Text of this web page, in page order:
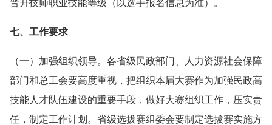
晋升技师职业技能等级（以选手报名信息为准）。
七、工作要求
（一）加强组织领导。各省级民政部门、人力资源社会保障
部门和总工会要高度重视，把组织本届大赛作为加强民政高
技能人才队伍建设的重要手段，做好大赛组织工作，压实责
任，制定工作计划。省级选拔赛组委会要制定选拔赛实施方